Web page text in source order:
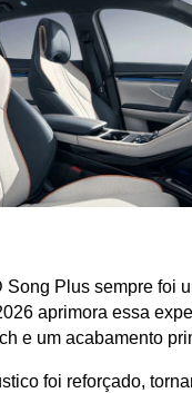
Song Plus sempre foi
aprimora essa
e um acabamento
foi reforçado,